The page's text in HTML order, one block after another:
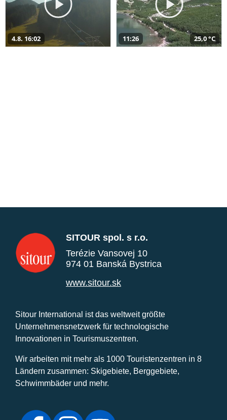
4.8. 16:02 11:26 25,0 °C
SITOUR spol. s r.o.
Terézie Vansovej 10
974 01 Banská Bystrica
www.sitour.sk
Sitour International ist das weltweit größte
Unternehmensnetzwerk für technologische
Innovationen in Tourismuszentren.
Wir arbeiten mit mehr als 1000 Touristenzentren in 8
Ländern zusammen: Skigebiete, Berggebiete,
Schwimmbäder und mehr.